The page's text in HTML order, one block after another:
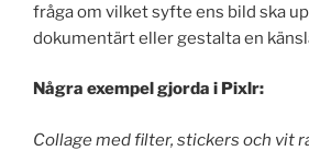
fråga om vilket syfte ens bild ska
dokumentärt eller gestalta en
Några exempel gjorda i Pixlr:
Collage med filter, stickers och vit